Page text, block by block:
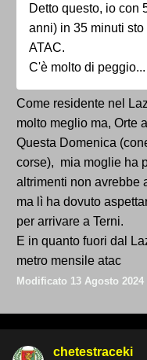
Detto questo, io con
anni) in 35 minuti
ATAC.
C'è molto di peggio...
Come residente nel
molto meglio ma, Orte
Questa Domenica
corse), mia moglie ha
altrimenti non avrebbe
ma lì ha dovuto
per arrivare a Terni.
E in quanto fuori dal
metro mensile atac
Modificato 13 Agosto 2024
chetestraceki